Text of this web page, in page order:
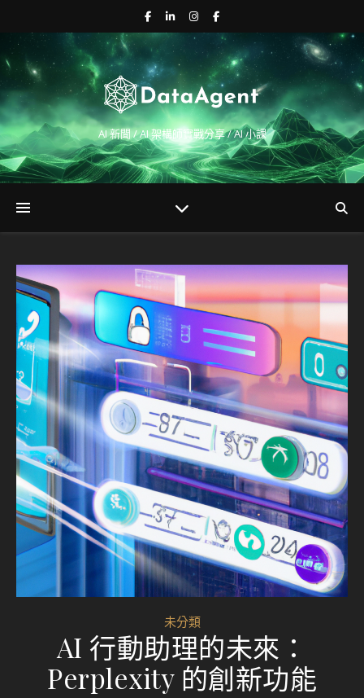
AI 新聞 / AI 架構師實戰分享 / AI 小課
未分類
AI 行動助理的未來：
Perplexity 的創新功能